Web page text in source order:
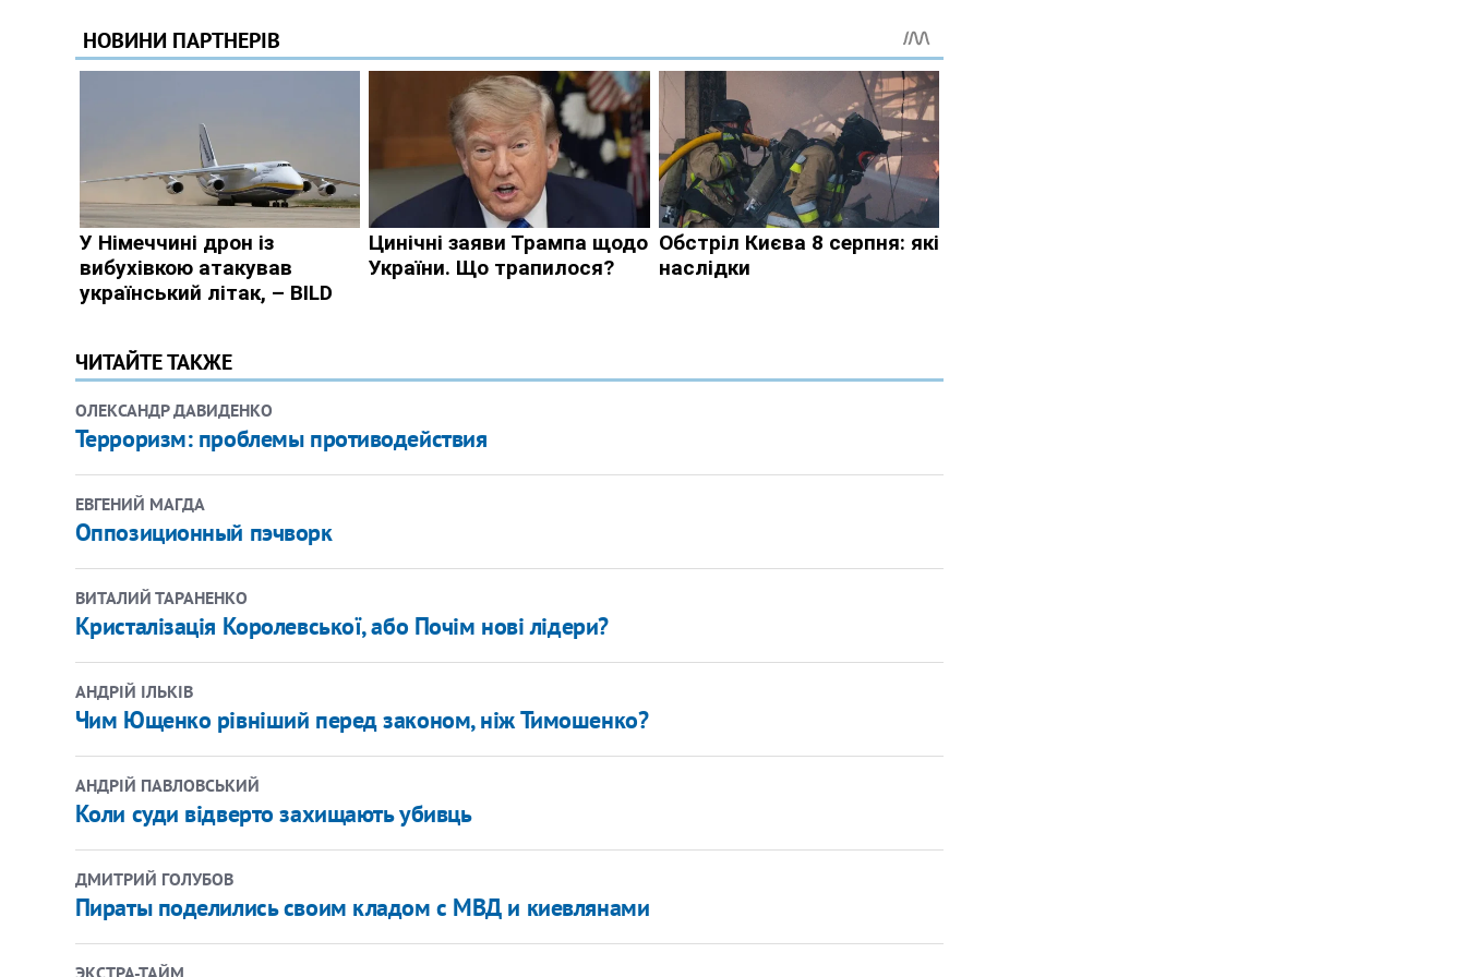
ЧИТАЙТЕ ТАКЖЕ
ОЛЕКСАНДР ДАВИДЕНКО
Терроризм: проблемы противодействия
ЕВГЕНИЙ МАГДА
Оппозиционный пэчворк
ВИТАЛИЙ ТАРАНЕНКО
Кристалізація Королевської, або Почім нові лідери?
АНДРІЙ ІЛЬКІВ
Чим Ющенко рівніший перед законом, ніж Тимошенко?
АНДРІЙ ПАВЛОВСЬКИЙ
Коли суди відверто захищають убивць
ДМИТРИЙ ГОЛУБОВ
Пираты поделились своим кладом с МВД и киевлянами
ЭКСТРА-ТАЙМ